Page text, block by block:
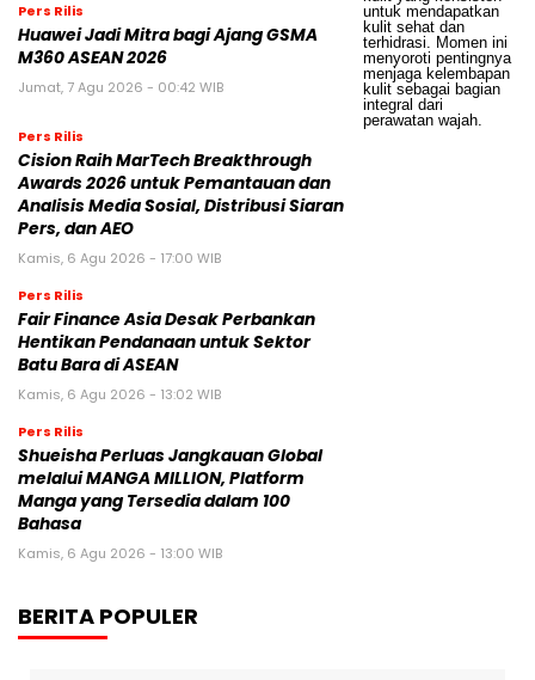
Pers Rilis
Huawei Jadi Mitra bagi Ajang GSMA
M360 ASEAN 2026
Jumat, 7 Agu 2026 - 00:42 WIB
Pers Rilis
Cision Raih MarTech Breakthrough
Awards 2026 untuk Pemantauan dan
Analisis Media Sosial, Distribusi Siaran
Pers, dan AEO
Kamis, 6 Agu 2026 - 17:00 WIB
Pers Rilis
Fair Finance Asia Desak Perbankan
Hentikan Pendanaan untuk Sektor
Batu Bara di ASEAN
Kamis, 6 Agu 2026 - 13:02 WIB
Pers Rilis
Shueisha Perluas Jangkauan Global
melalui MANGA MILLION, Platform
Manga yang Tersedia dalam 100
Bahasa
Kamis, 6 Agu 2026 - 13:00 WIB
BERITA POPULER